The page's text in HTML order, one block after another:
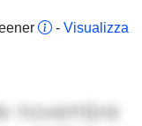
- Visualizza